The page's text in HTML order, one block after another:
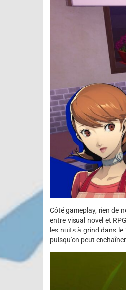
Côté gameplay, rien de
entre visual novel et
les nuits à grind dans
puisqu'on peut